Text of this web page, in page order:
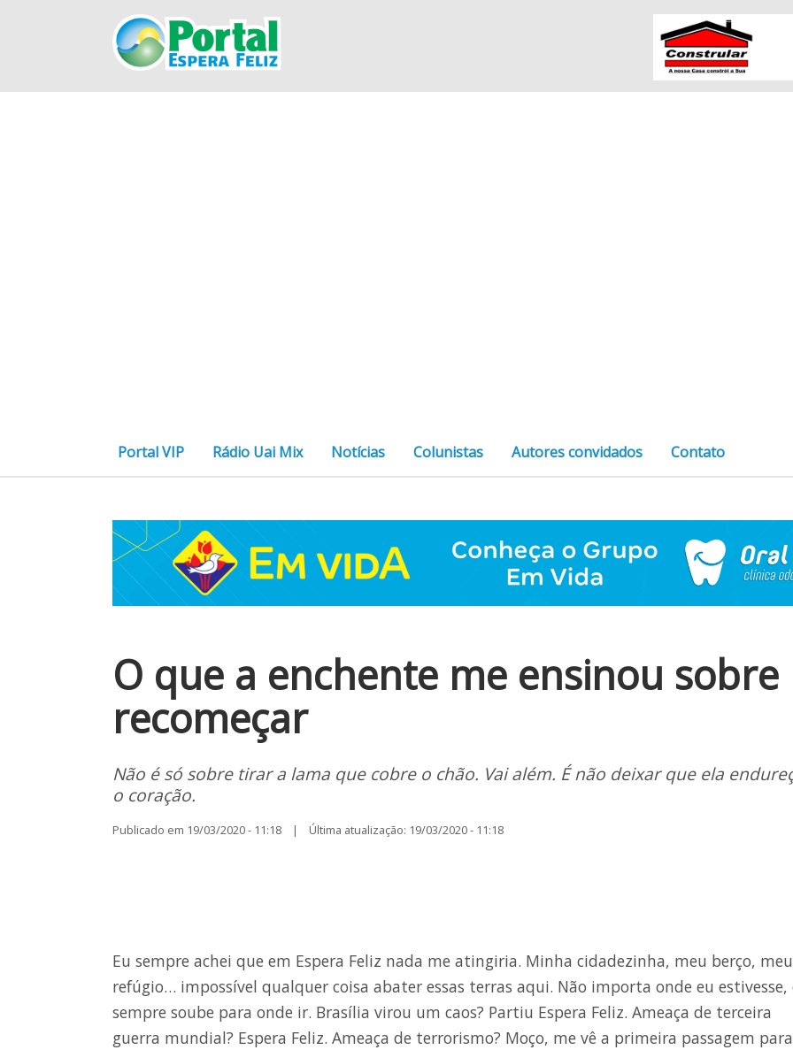
Portal VIP Rádio Uai Mix Notícias Colunistas Autores convidados Contato
O que a enchente me ensinou sobre
recomeçar
Não é só sobre tirar a lama que cobre o chão. Vai além. É não deixar que ela
o coração.
Publicado em 19/03/2020 - 11:18 | Última atualização: 19/03/2020 - 11:18
Eu sempre achei que em Espera Feliz nada me atingiria. Minha cidadezinha, meu berço, meu
refúgio… impossível qualquer coisa abater essas terras aqui. Não importa onde eu estivesse,
sempre soube para onde ir. Brasília virou um caos? Partiu Espera Feliz. Ameaça de terceira
guerra mundial? Espera Feliz. Ameaça de terrorismo? Moço, me vê a primeira passagem para